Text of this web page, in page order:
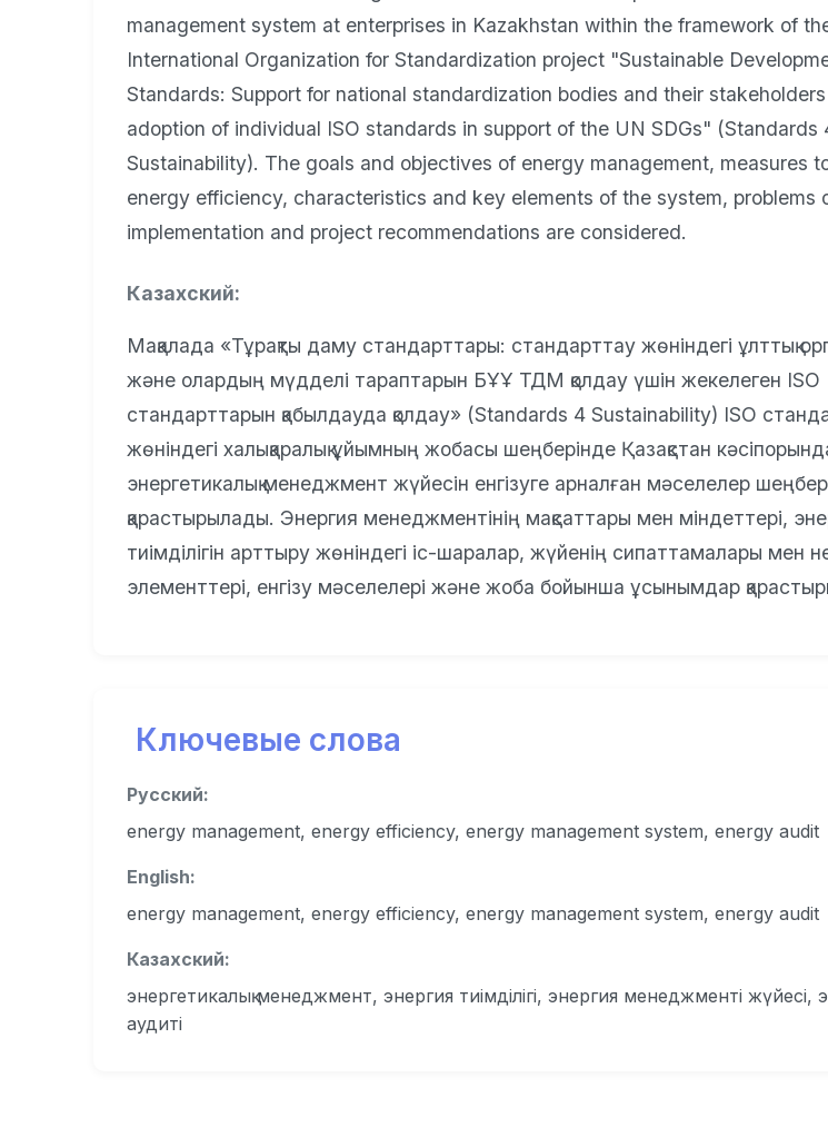
management system at enterprises in Kazakhstan within the framework of
International Organization for Standardization project "Sustainable
Standards: Support for national standardization bodies and their
adoption of individual ISO standards in support of the UN SDGs" (Standards
Sustainability). The goals and objectives of energy management, measures
energy efficiency, characteristics and key elements of the system, problems
implementation and project recommendations are considered.
Казахский:
Мақалада «Тұрақты даму стандарттары: стандарттау жөніндегі ұлттық
және олардың мүдделі тараптарын БҰҰ ТДМ қолдау үшін жекелеген ISO
стандарттарын қабылдауда қолдау» (Standards 4 Sustainability) ISO
жөніндегі халықаралық ұйымның жобасы шеңберінде Қазақстан
энергетикалық менеджмент жүйесін енгізуге арналған мәселелер
қарастырылады. Энергия менеджментінің мақсаттары мен міндеттері,
тиімділігін арттыру жөніндегі іс-шаралар, жүйенің сипаттамалары мен
элементтері, енгізу мәселелері және жоба бойынша ұсынымдар
Ключевые слова
Русский:
energy management, energy efficiency, energy management system, energy audit
English:
energy management, energy efficiency, energy management system, energy audit
Казахский:
энергетикалық менеджмент, энергия тиімділігі, энергия менеджменті жүйесі,
аудиті